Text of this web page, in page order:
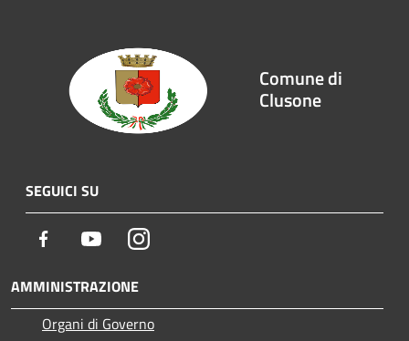
Comune di
Clusone
SEGUICI SU
Facebook YoutubeInstagram
AMMINISTRAZIONE
Organi di Governo